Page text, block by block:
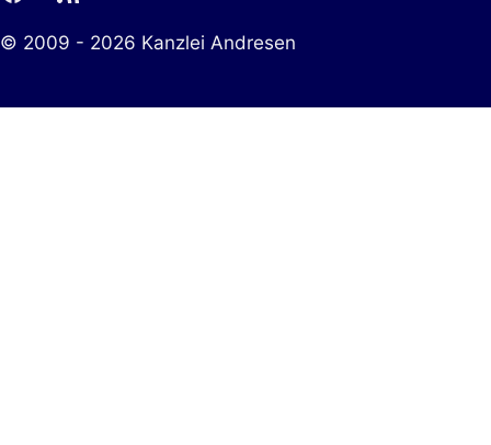
© 2009 - 2026 Kanzlei Andresen